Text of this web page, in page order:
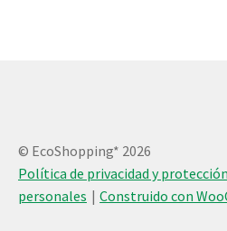
© EcoShopping* 2026
Política de privacidad y
personales
Construido con